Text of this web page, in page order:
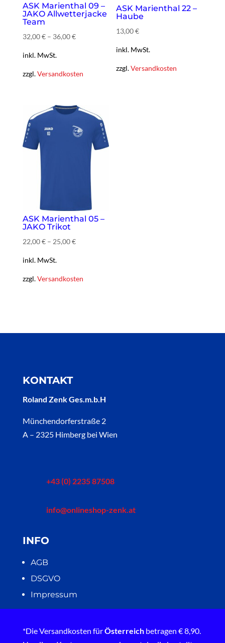
ASK Marienthal 09 –
JAKO Allwetterjacke
Team
32,00€– 36,00€
inkl. MwSt.
zzgl.Versandkosten
ASK Marienthal 22 –
Haube
13,00€
inkl. MwSt.
zzgl.Versandkosten
ASK Marienthal 05 –
JAKO Trikot
22,00€– 25,00€
inkl. MwSt.
zzgl.Versandkosten
KONTAKT
Roland Zenk Ges.m.b.H
Münchendorferstraße 2
A – 2325 Himberg bei Wien
+43 (0) 2235 87508
info@onlineshop-zenk.at
INFO
AGB
DSGVO
Impressum
*Die Versandkosten fürÖsterreich betragen € 8,90.